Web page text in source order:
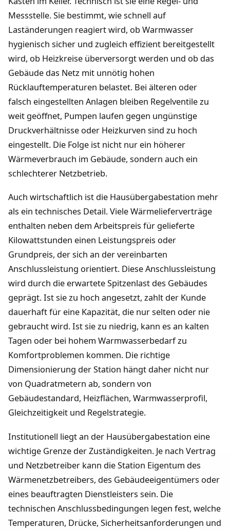
Messstelle. Sie bestimmt, wie schnell auf
Laständerungen reagiert wird, ob Warmwasser
hygienisch sicher und zugleich effizient bereitgestellt
wird, ob Heizkreise überversorgt werden und ob das
Gebäude das Netz mit unnötig hohen
Rücklauftemperaturen belastet. Bei älteren oder
falsch eingestellten Anlagen bleiben Regelventile zu
weit geöffnet, Pumpen laufen gegen ungünstige
Druckverhältnisse oder Heizkurven sind zu hoch
eingestellt. Die Folge ist nicht nur ein höherer
Wärmeverbrauch im Gebäude, sondern auch ein
schlechterer Netzbetrieb.
Auch wirtschaftlich ist die Hausübergabestation mehr
als ein technisches Detail. Viele Wärmelieferverträge
enthalten neben dem Arbeitspreis für gelieferte
Kilowattstunden einen Leistungspreis oder
Grundpreis, der sich an der vereinbarten
Anschlussleistung orientiert. Diese Anschlussleistung
wird durch die erwartete Spitzenlast des Gebäudes
geprägt. Ist sie zu hoch angesetzt, zahlt der Kunde
dauerhaft für eine Kapazität, die nur selten oder nie
gebraucht wird. Ist sie zu niedrig, kann es an kalten
Tagen oder bei hohem Warmwasserbedarf zu
Komfortproblemen kommen. Die richtige
Dimensionierung der Station hängt daher nicht nur
von Quadratmetern ab, sondern von
Gebäudestandard, Heizflächen, Warmwasserprofil,
Gleichzeitigkeit und Regelstrategie.
Institutionell liegt an der Hausübergabestation eine
wichtige Grenze der Zuständigkeiten. Je nach Vertrag
und Netzbetreiber kann die Station Eigentum des
Wärmenetzbetreibers, des Gebäudeeigentümers oder
eines beauftragten Dienstleisters sein. Die
technischen Anschlussbedingungen legen fest, welche
Temperaturen, Drücke, Sicherheitsanforderungen und